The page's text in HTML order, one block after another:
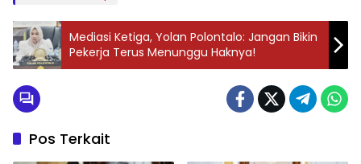
Mediasi Ketiga, Yolan Polontalo: Jangan Bikin
Pekerja Terus Menunggu Haknya!
Pos Terkait